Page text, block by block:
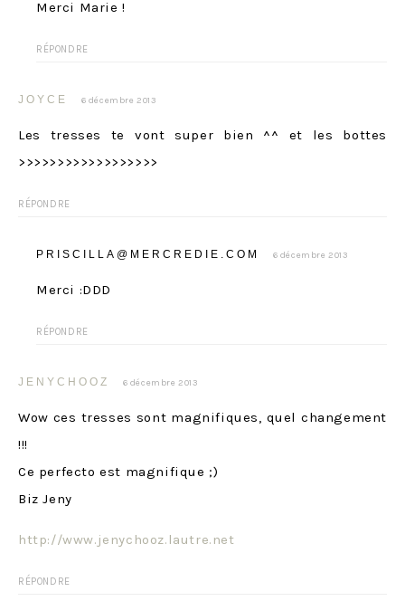
Merci Marie !
RÉPONDRE
JOYCE 6 décembre 2013
Les tresses te vont super bien ^^ et les bottes
>>>>>>>>>>>>>>>>>>
RÉPONDRE
PRISCILLA@MERCREDIE.COM 6 décembre 2013
Merci :DDD
RÉPONDRE
JENYCHOOZ 6 décembre 2013
Wow ces tresses sont magnifiques, quel changement
!!!
Ce perfecto est magnifique ;)
Biz Jeny
http://www.jenychooz.lautre.net
RÉPONDRE